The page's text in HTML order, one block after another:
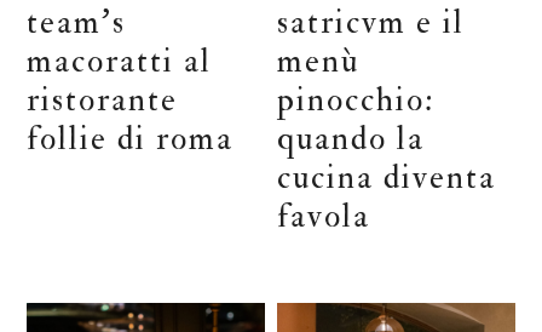
team’s
macoratti al
ristorante
follie di roma
satricvm e il
menù
pinocchio:
quando la
cucina diventa
favola